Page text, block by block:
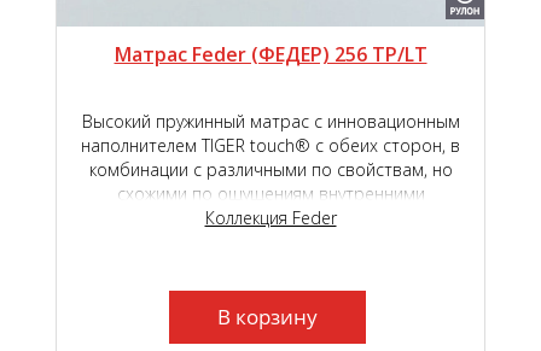
Матрас Feder (ФЕДЕР) 256 TP/LT
Высокий пружинный матрас с инновационным
наполнителем TIGER touch® с обеих сторон, в
комбинации с различными по свойствам, но
схожими по ощущениям внутренними
наполнителями - высокоэластичной пены Roll
Независимый пружинный блок Roll Feder TFK,
который находится в основе матраса, создаст
необходимый анатомический эффект.
Коллекция Feder
В корзину